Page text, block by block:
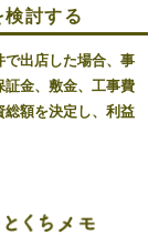
討する
で出店した場合、事
証金、敷金、工事費
総額を決定し、利益